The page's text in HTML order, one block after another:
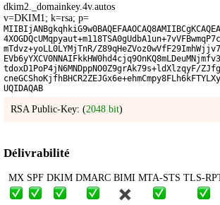
dkim2._domainkey.4v.autos
v=DKIM1; k=rsa; p=
mTdvz+yoLL0LYMjTnR/
tdoxD1PoP4jN6MNDppNO0Z9grAk79s+ldXlzqyF/
UQIDAQAB
RSA Public-Key: (2048 bit)
Délivrabilité
MX SPF DKIM DMARC BIMI MTA-STS TLS-